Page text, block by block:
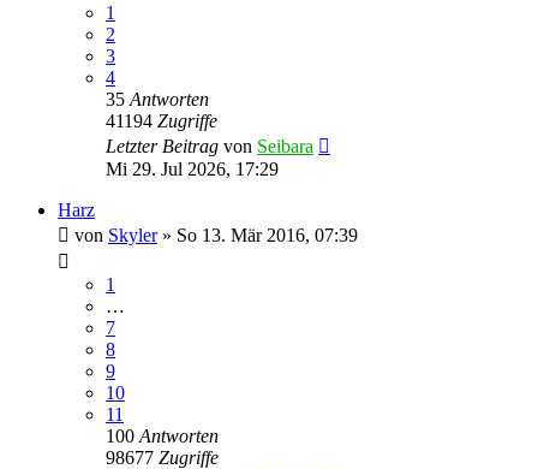
1
2
3
4
35 Antworten
41194 Zugriffe
Letzter Beitrag von Seibara
Mi 29. Jul 2026, 17:29
Harz
von Skyler» So 13. Mär 2016, 07:39
1
…
7
8
9
10
11
100 Antworten
98677 Zugriffe